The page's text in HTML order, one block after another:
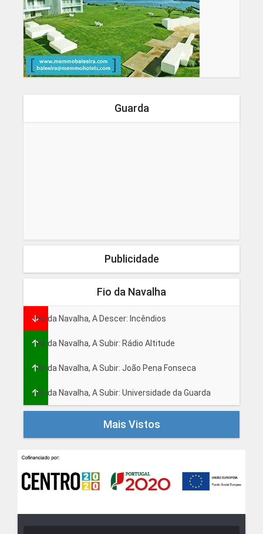
Guarda
Publicidade
Fio da Navalha
Fio da Navalha, A Descer: Incêndios
Fio da Navalha, A Subir: Rádio Altitude
Fio da Navalha, A Subir: João Pena Fonseca
Fio da Navalha, A Subir: Universidade da Guarda
Mais Vistos